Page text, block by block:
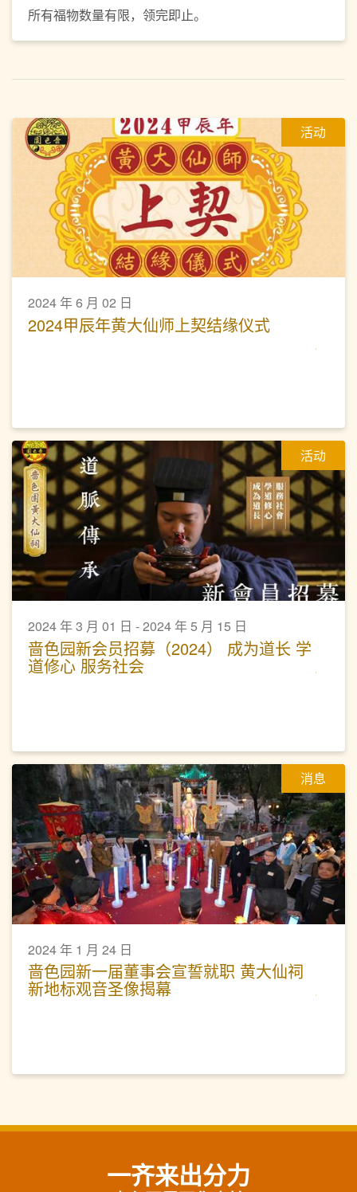
所有福物数量有限，领完即止。
活动
2024 年 6 月 02 日
2024甲辰年黄大仙师上契结缘仪式
活动
2024 年 3 月 01 日 - 2024 年 5 月 15 日
啬色园新会员招募（2024） 成为道长 学
道修心 服务社会
消息
2024 年 1 月 24 日
啬色园新一届董事会宣誓就职 黄大仙祠
新地标观音圣像揭幕
一齐来出分力